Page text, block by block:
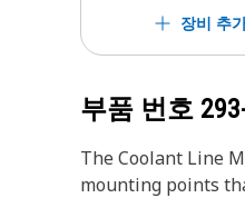
장비 추
부품 번호
The Coolant Line
mounting points